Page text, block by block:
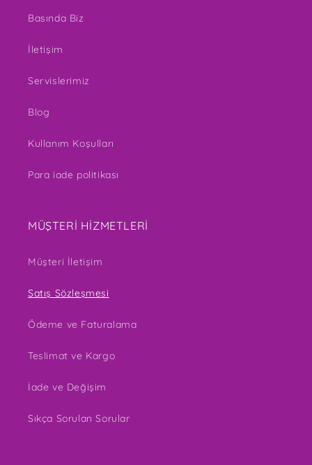
Basında Biz
İletişim
Servislerimiz
Blog
Kullanım Koşulları
Para iade politikası
MÜŞTERİ HİZMETLERİ
Müşteri İletişim
Satış Sözleşmesi
Ödeme ve Faturalama
Teslimat ve Kargo
İade ve Değişim
Sıkça Sorulan Sorular